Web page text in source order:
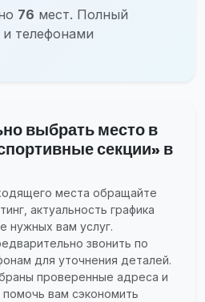
76 мест. Полный
телефонами
выбрать место в
секции» в
места обращайте
актуальность графика
нужных вам услуг.
звонить по
для уточнения деталей.
проверенные адреса и
вам сэкономить